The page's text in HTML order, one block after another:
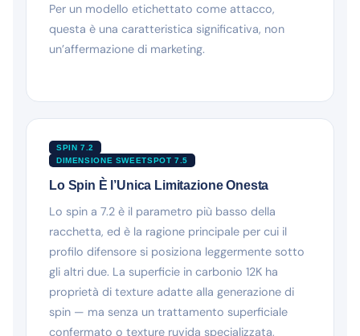
Per un modello etichettato come attacco,
questa è una caratteristica significativa, non
un’affermazione di marketing.
SPIN 7.2
DIMENSIONE SWEETSPOT 7.5
Lo Spin È l’Unica Limitazione Onesta
Lo spin a 7.2 è il parametro più basso della
racchetta, ed è la ragione principale per cui il
profilo difensore si posiziona leggermente sotto
gli altri due. La superficie in carbonio 12K ha
proprietà di texture adatte alla generazione di
spin — ma senza un trattamento superficiale
confermato o texture ruvida specializzata,